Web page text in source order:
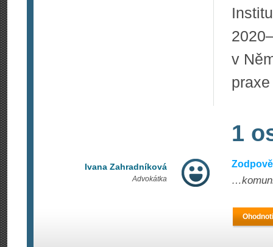
v
1
Ivana Zahradníková
Advokátka